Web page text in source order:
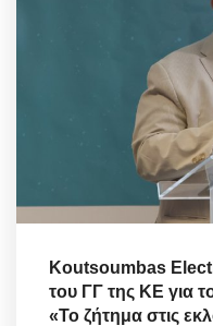
Koutsoumbas
του ΓΓ της ΚΕ για
«Το ζήτημα στις